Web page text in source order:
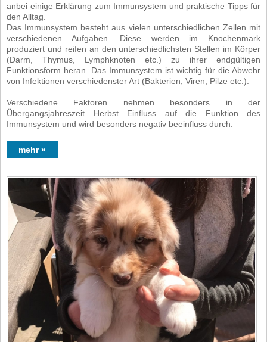
anbei einige Erklärung zum Immunsystem und praktische Tipps für
den Alltag.
Das Immunsystem besteht aus vielen unterschiedlichen Zellen mit
verschiedenen Aufgaben. Diese werden im Knochenmark
produziert und reifen an den unterschiedlichsten Stellen im Körper
(Darm, Thymus, Lymphknoten etc.) zu ihrer endgültigen
Funktionsform heran. Das Immunsystem ist wichtig für die Abwehr
von Infektionen verschiedenster Art (Bakterien, Viren, Pilze etc.).
Verschiedene Faktoren nehmen besonders in der
Übergangsjahreszeit Herbst Einfluss auf die Funktion des
Immunsystem und wird besonders negativ beeinfluss durch:
mehr »